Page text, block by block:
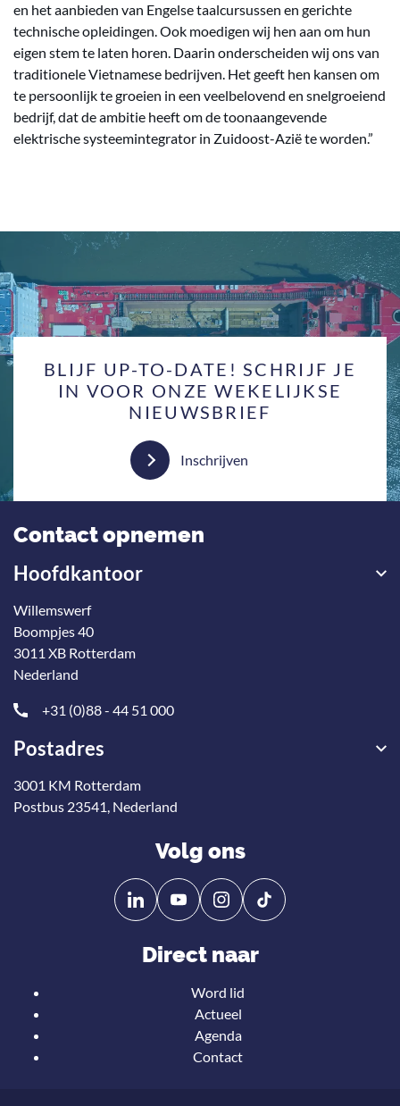
en het aanbieden van Engelse taalcursussen en gerichte
technische opleidingen. Ook moedigen wij hen aan om hun
eigen stem te laten horen. Daarin onderscheiden wij ons van
traditionele Vietnamese bedrijven. Het geeft hen kansen om
te persoonlijk te groeien in een veelbelovend en snelgroeiend
bedrijf, dat de ambitie heeft om de toonaangevende
elektrische systeemintegrator in Zuidoost-Azië te worden.”
BLIJF UP-TO-DATE! SCHRIJF JE
IN VOOR ONZE WEKELIJKSE
NIEUWSBRIEF
Inschrijven
Contact opnemen
Hoofdkantoor
Willemswerf
Boompjes 40
3011 XB Rotterdam
Nederland
+31 (0)88 - 44 51 000
Postadres
3001 KM Rotterdam
Postbus 23541, Nederland
Volg ons
Volg
ons
Linkedin
Volg
ons
YouTube
Direct naar
Word lid
Actueel
Agenda
Contact